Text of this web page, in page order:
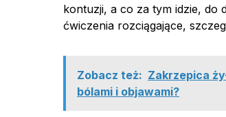
kontuzji, a co za tym idzie, do
ćwiczenia rozciągające,
Zobacz też: Zakrzepica
bólami i objawami?